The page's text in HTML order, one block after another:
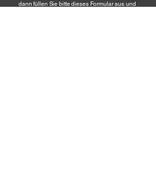
dann füllen Sie bitte dieses Formular aus und